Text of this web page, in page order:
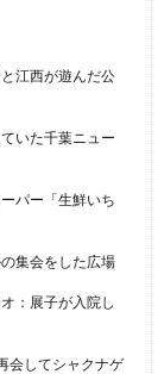
江西が遊んだ公
いた千葉ニュー
パー「生鮮いち
集会をした広場
：展子が入院し
会してシャクナゲ